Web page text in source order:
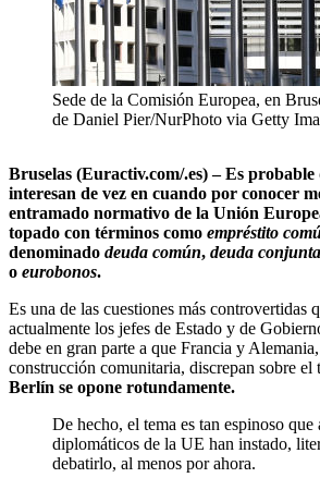
Sede de la Comisión Europea, en
de Daniel Pier/NurPhoto via Getty
Bruselas (Euractiv.com/.es) – Es probable
interesan de vez en cuando por conocer
entramado normativo de la Unión
topado con términos como empréstito
denominado deuda común, deuda conjunta
o eurobonos.
Es una de las cuestiones más controvertidas
actualmente los jefes de Estado y de
debe en gran parte a que Francia y
construcción comunitaria, discrepan sobre el
Berlín se opone rotundamente.
De hecho, el tema es tan espinoso que
diplomáticos de la UE han instado,
debatirlo, al menos por ahora.